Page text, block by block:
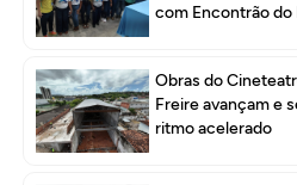
com Encontrão do
Obras do
Freire avançam e
ritmo acelerado